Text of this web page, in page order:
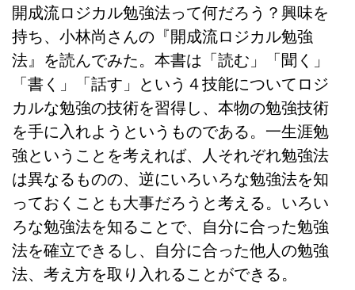
開成流ロジカル勉強法って何だろう？興味を
持ち、小林尚さんの 『開成流ロジカル勉強
法』を読んでみた。本書は「読む」「聞く」
「書く」「話す」という４技能についてロジ
カルな勉強の技術を習得し、本物の勉強技術
を手に入れようというものである。一生涯勉
強ということを考えれば、人それぞれ勉強法
は異なるものの、逆にいろいろな勉強法を知
っておくことも大事だろうと考える。いろい
ろな勉強法を知ることで、自分に合った勉強
法を確立できるし、自分に合った他人の勉強
法、考え方を取り入れることができる。